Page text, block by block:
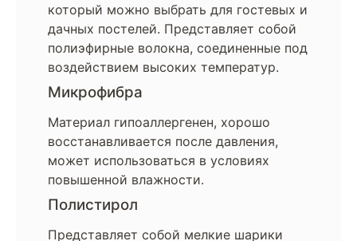
который можно выбрать для гостевых и
дачных постелей. Представляет собой
полиэфирные волокна, соединенные под
воздействием высоких температур.
Микрофибра
Материал гипоаллергенен, хорошо
восстанавливается после давления,
может использоваться в условиях
повышенной влажности.
Полистирол
Представляет собой мелкие шарики